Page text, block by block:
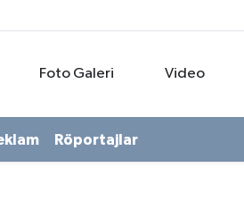
Foto Galeri Video
Röportajlar